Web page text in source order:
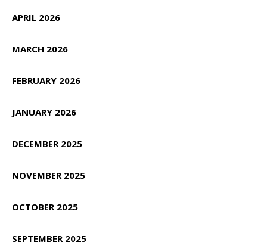
APRIL 2026
MARCH 2026
FEBRUARY 2026
JANUARY 2026
DECEMBER 2025
NOVEMBER 2025
OCTOBER 2025
SEPTEMBER 2025